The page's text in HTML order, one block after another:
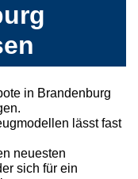
in Brandenburg
lässt fast
neuesten
sich für ein